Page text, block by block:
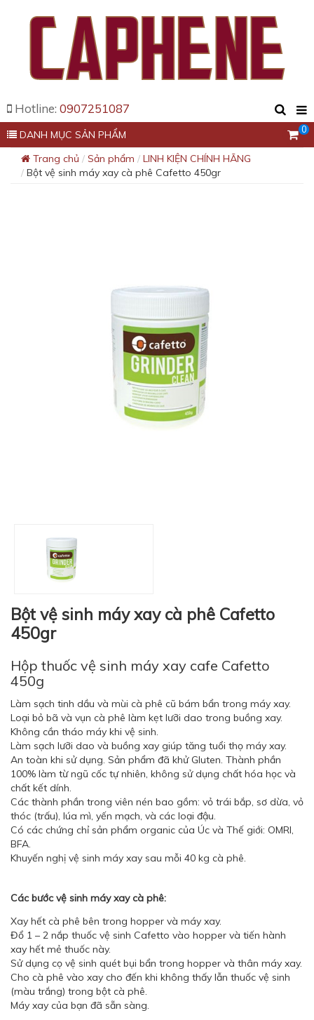
Hotline: 0907251087
0
DANH MỤC SẢN PHẨM
Trang chủ
Sản phẩm
LINH KIỆN CHÍNH HÃNG
Bột vệ sinh máy xay cà phê Cafetto 450gr
Bột vệ sinh máy xay cà phê Cafetto
450gr
Hộp thuốc vệ sinh máy xay cafe Cafetto
450g
Làm sạch tinh dầu và mùi cà phê cũ bám bẩn trong máy xay.
Loại bỏ bã và vụn cà phê làm kẹt lưỡi dao trong buồng xay.
Không cần tháo máy khi vệ sinh.
Làm sạch lưỡi dao và buồng xay giúp tăng tuổi thọ máy xay.
An toàn khi sử dụng. Sản phẩm đã khử Gluten. Thành phần
100% làm từ ngũ cốc tự nhiên, không sử dụng chất hóa học và
chất kết dính.
Các thành phần trong viên nén bao gồm: vỏ trái bắp, sơ dừa, vỏ
thóc (trấu), lúa mì, yến mạch, và các loại đậu.
Có các chứng chỉ sản phẩm organic của Úc và Thế giới: OMRI,
BFA.
Khuyến nghị vệ sinh máy xay sau mỗi 40 kg cà phê.
Các bước vệ sinh máy xay cà phê:
Xay hết cà phê bên trong hopper và máy xay.
Đổ 1 – 2 nắp thuốc vệ sinh Cafetto vào hopper và tiến hành
xay hết mẻ thuốc này.
Sử dụng cọ vệ sinh quét bụi bẩn trong hopper và thân máy xay.
Cho cà phê vào xay cho đến khi không thấy lẫn thuốc vệ sinh
(màu trắng) trong bột cà phê.
Máy xay của bạn đã sẵn sàng.